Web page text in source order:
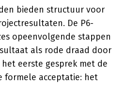
bieden structuur voor
De P6-
opeenvolgende stappen
als rode draad door
eerste gesprek met de
formele acceptatie: het